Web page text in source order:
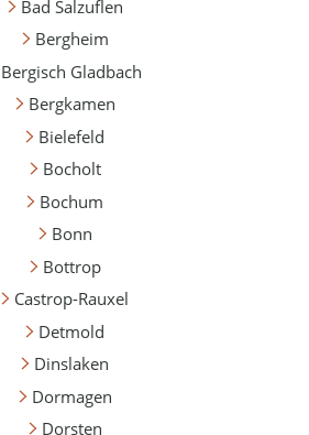
Bad Salzuflen
Bergheim
Bergisch Gladbach
Bergkamen
Bielefeld
Bocholt
Bochum
Bonn
Bottrop
Castrop-Rauxel
Detmold
Dinslaken
Dormagen
Dorsten